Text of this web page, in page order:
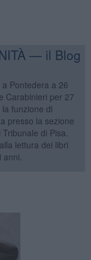
— il Blog
Pontedera a 26
Carabinieri per 27
funzione di
presso la sezione
di Pisa.
lettura dei libri